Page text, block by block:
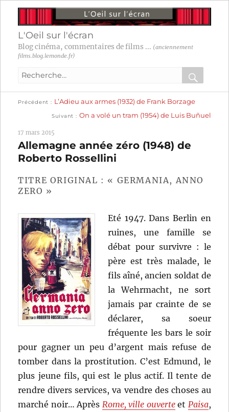
L'Oeil sur l'écran
Blog cinéma, commentaires de films ... (anciennement
films.blog.lemonde.fr)
Recherche
:
OK
Navigation
l’article
Précédent
précédente :
L’Adieu aux armes (1932) de Frank Borzage
Suivant
suivante :
On a volé un tram (1954) de Luis Buñuel
17 mars 2015
Allemagne année zéro (1948) de
Roberto Rossellini
TITRE ORIGINAL : « GERMANIA, ANNO
ZERO »
Eté 1947. Dans Berlin en
ruines, une famille se
débat pour survivre : le
père est très malade, le
fils aîné, ancien soldat de
la Wehrmacht, ne sort
jamais par crainte de se
déclarer, sa soeur
fréquente les bars le soir
pour gagner un peu d’argent mais refuse de
tomber dans la prostitution. C’est Edmund, le
plus jeune fils, qui est le plus actif. Il tente de
rendre divers services, va vendre des choses au
marché noir… Après Rome, ville ouverteet Paisa,